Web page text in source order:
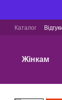
Перейти до
Каталог
Жінкам